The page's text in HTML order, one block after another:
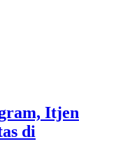
Itjen
di